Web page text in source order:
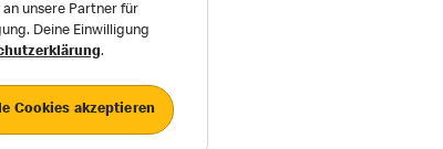
unsere Partner für
Deine Einwilligung
.
Cookies akzeptieren